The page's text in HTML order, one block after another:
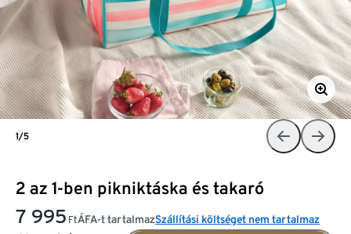
2 az 1-ben pikniktáska és takaró
7 995 FtÁFA-t tartalmazSzállítási költséget nem tartalmaz
1/5